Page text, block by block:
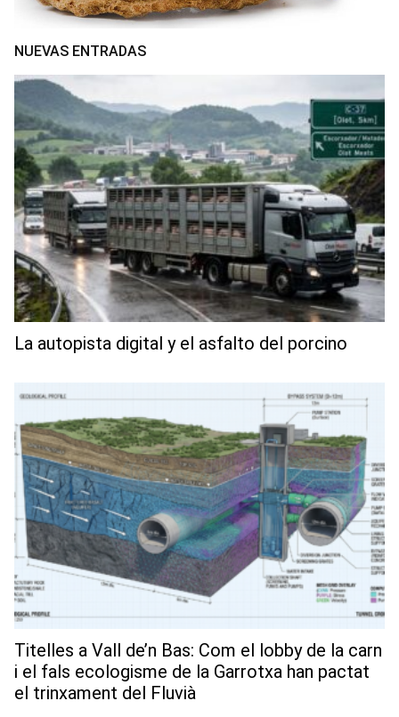
NUEVAS ENTRADAS
La autopista digital y el asfalto del porcino
Titelles a Vall de’n Bas: Com el lobby de la carn
i el fals ecologisme de la Garrotxa han pactat
el trinxament del Fluvià